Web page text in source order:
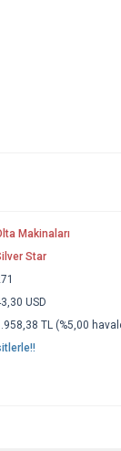
Makinaları
Star
USD
TL (%5,00